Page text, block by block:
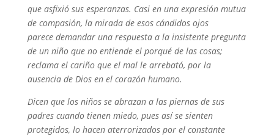
que asfixió sus esperanzas. Casi en una expresión mutua
de compasión, la mirada de esos cándidos ojos
parece demandar una respuesta a la insistente pregunta
de un niño que no entiende el porqué de las cosas;
reclama el cariño que el mal le arrebató, por la
ausencia de Dios en el corazón humano.
Dicen que los niños se abrazan a las piernas de sus
padres cuando tienen miedo, pues así se sienten
protegidos, lo hacen aterrorizados por el constante